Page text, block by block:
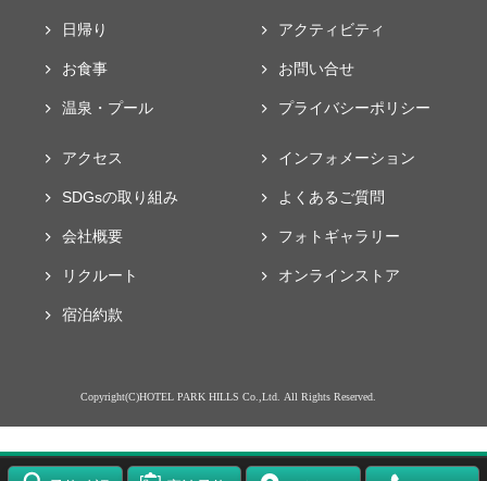
日帰り
お食事
温泉・プール
アクティビティ
お問い合せ
プライバシーポリシー
アクセス
SDGsの取り組み
会社概要
リクルート
宿泊約款
インフォメーション
よくあるご質問
フォト ギャラリー
オンラインストア